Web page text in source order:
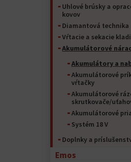
Uhlové brúsky a
kovov
Diamantová technika
Vŕtacie a sekacie
Akumulátorové
Akumulátory a
Akumulátorové
vŕtačky
Akumulátorové
skrutkovače/
Akumulátorové
Systém 18 V
Doplnky a
Emos